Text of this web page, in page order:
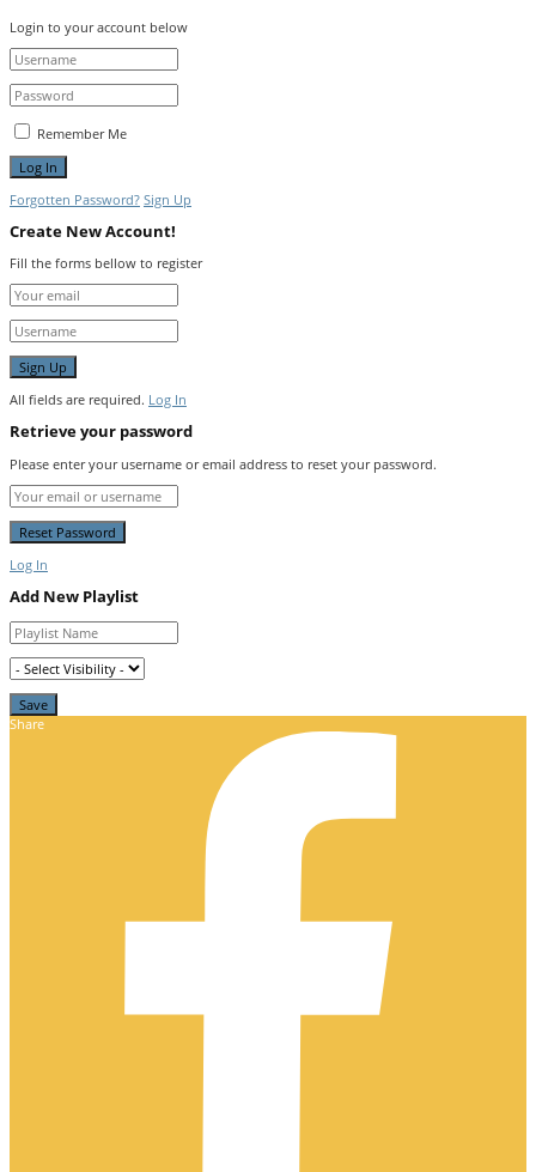
Login to your account below
Remember Me
Forgotten Password? Sign Up
Create New Account!
Fill the forms bellow to register
All fields are required. Log In
Retrieve your password
Please enter your username or email address to reset your password.
Log In
Add New Playlist
Share